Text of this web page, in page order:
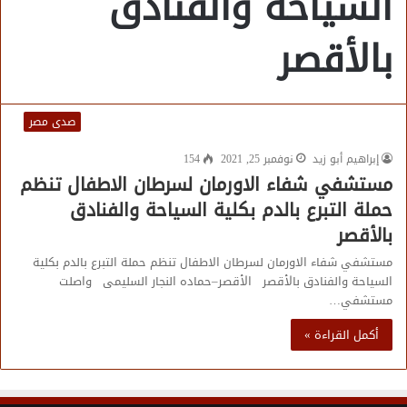
بالأقصر
صدى مصر
إبراهيم أبو زيد
نوفمبر 25, 2021 154
مستشفي شفاء الاورمان لسرطان الاطفال تنظم
حملة التبرع بالدم بكلية السياحة والفنادق
بالأقصر
مستشفي شفاء الاورمان لسرطان الاطفال تنظم حملة التبرع بالدم بكلية
السياحة والفنادق بالأقصر الأقصر–حماده النجار السليمى واصلت
مستشفي…
أكمل القراءة »